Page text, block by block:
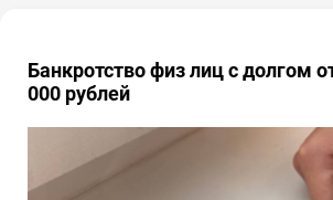
Банкротство физ лиц с долгом
000 рублей